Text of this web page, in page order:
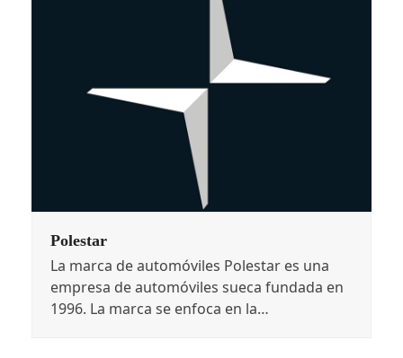
Polestar
La marca de automóviles Polestar es una
empresa de automóviles sueca fundada en
1996. La marca se enfoca en la…